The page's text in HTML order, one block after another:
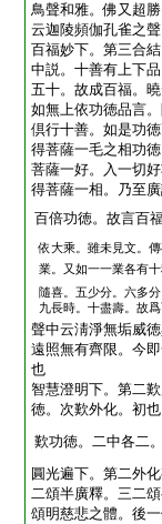
鳥聲和雅。佛又超
云迦陵頻伽孔雀之聲
百福妙下。第三合
中説。十善有上下
五十。故成百福。
如無上依功徳品言
倶行十善。如是功
得菩薩一毛之相功
菩薩一好。入一切
得菩薩一相。乃至
百倍功徳。故言百
依大乘。雖未見文。
業。又如一一業各有
隨喜。五少分。六多
九長時。十盡壽。故
聲中云淸淨無垢威
遠照無有齊限。今
也
智慧澄明下。第二
徳。次歎外化。初
歎功徳。二中各二
圓光遍下。第二外
二頌半廣釋。三二
頌明慈悲之體。後